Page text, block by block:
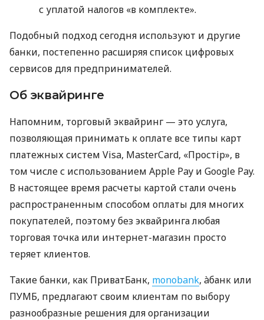
с уплатой налогов «в комплекте».
Подобный подход сегодня используют и другие
банки, постепенно расширяя список цифровых
сервисов для предпринимателей.
Об эквайринге
Напомним, торговый эквайринг — это услуга,
позволяющая принимать к оплате все типы карт
платежных систем Visa, MasterCard, «Простір», в
том числе с использованием Apple Pay и Google Pay.
В настоящее время расчеты картой стали очень
распространенным способом оплаты для многих
покупателей, поэтому без эквайринга любая
торговая точка или интернет-магазин просто
теряет клиентов.
Такие банки, как ПриватБанк, monobank, àбанк или
ПУМБ, предлагают своим клиентам по выбору
разнообразные решения для организации